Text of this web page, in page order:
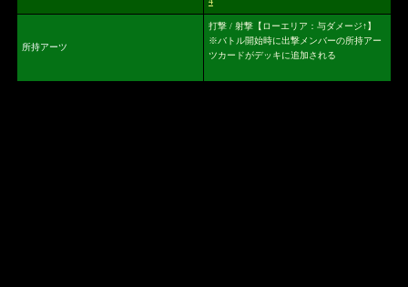
所持アーツ
打撃 / 射撃【ローエリア：与ダメージ↑】
※バトル開始時に出撃メンバーの所持アー
ツカードがデッキに追加される